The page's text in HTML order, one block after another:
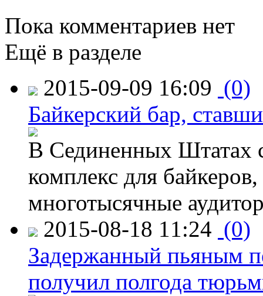
Пока комментариев нет
Ещё в разделе
2015-09-09 16:09 (0)
Байкерский бар,
В Сединенных Штатах
комплекс для
многотысячные
2015-08-18 11:24 (0)
Задержанный пьяным
получил полгода